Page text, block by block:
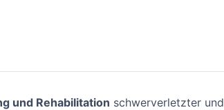
und Rehabilitation schwerverletzter und